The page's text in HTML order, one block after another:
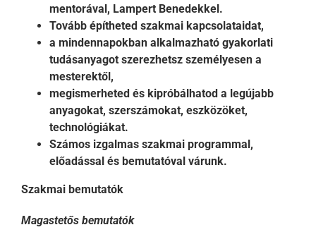
mentorával, Lampert Benedekkel.
Tovább építheted szakmai kapcsolataidat,
a mindennapokban alkalmazható gyakorlati
tudásanyagot szerezhetsz személyesen a
mesterektől,
megismerheted és kipróbálhatoda legújabb
anyagokat, szerszámokat, eszközöket,
technológiákat.
Számos izgalmas szakmai programmal,
előadással és bemutatóval várunk.
Szakmai bemutatók
Magastetős bemutatók